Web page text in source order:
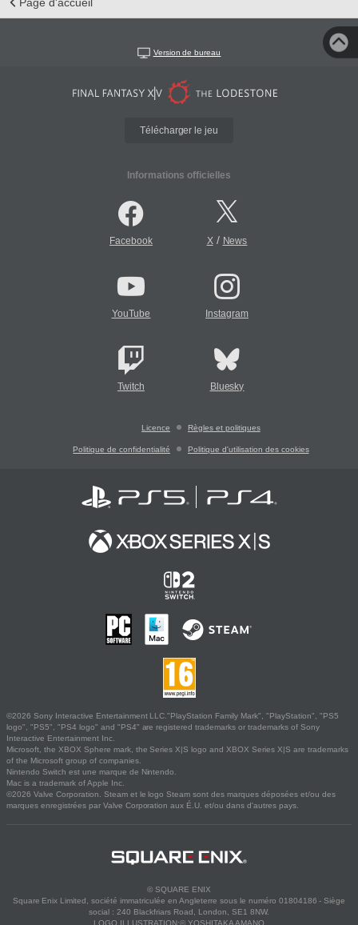
Page d'accueil
Version de bureau
Télécharger le jeu
Informations officielles
Facebook X/ News
YouTube Instagram
Twitch Bluesky
Licence Règles et politiques
Politique de confidentialité Politique d'utilisation des cookies
©2026 Sony Interactive Entertainment LLC."PlayStation Family Mark", "PlayStation", "PS5
logo", "PS5", "PS4 logo" and "PS4" are registered trademarks or trademarks of Sony
Interactive Entertainment Inc.
Microsoft, the XBOX Sphere mark, the Series X|S logo and XBOX Series X|S are trademarks
of the Microsoft group of companies.
Nintendo Switch est une marque de Nintendo.
Mac is a trademark of Apple Inc.
©2026 Valve Corporation. Steam et le logo Steam sont des marques déposées et/ou des
marques enregistrées par Valve Corporation aux É.U. et/ou dans d'autres pays.
© SQUARE ENIX
Square Enix Limited, société immatriculée en Angleterre sous le numéro 01804186 - Siège
social : 240 Blackfriars Road, London, SE1 8NW.